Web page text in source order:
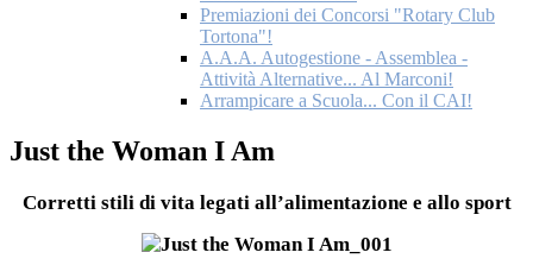
Premiazioni dei Concorsi "Rotary Club
Tortona"!
A.A.A. Autogestione - Assemblea -
Attività Alternative... Al Marconi!
Arrampicare a Scuola... Con il CAI!
Just the Woman I Am
Corretti stili di vita legati all’alimentazione e allo sport